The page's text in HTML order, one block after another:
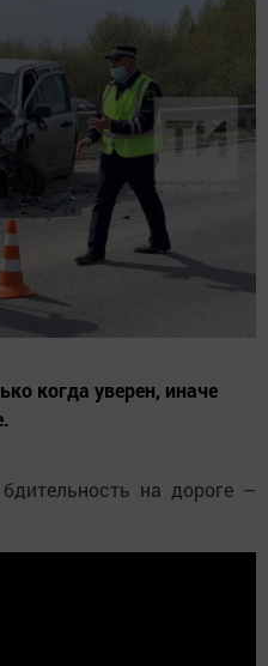
когда уверен, иначе
на дороге –